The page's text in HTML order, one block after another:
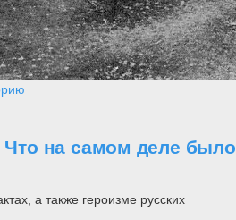
Что на самом деле было
а также героизме русских